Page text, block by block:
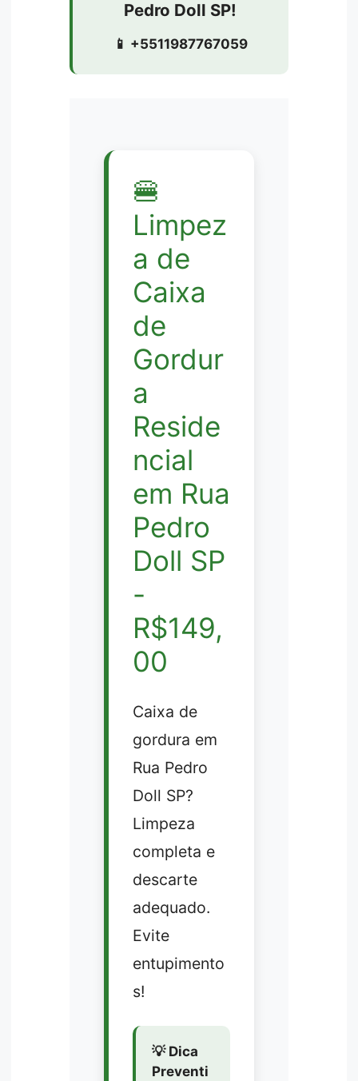
Pedro Doll SP!
📱 +5511987767059
🍔
Limpez
a de
Caixa
de
Gordur
a
Reside
ncial
em Rua
Pedro
Doll SP
-
R$149,
00
Caixa de
gordura em
Rua Pedro
Doll SP?
Limpeza
completa e
descarte
adequado.
Evite
entupimento
s!
💡 Dica
Preventi